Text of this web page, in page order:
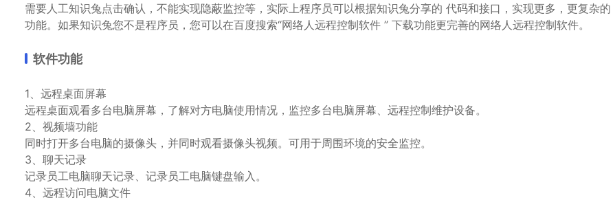
需要人工知识兔点击确认，不能实现隐蔽监控等，实际上程序员可以根据知识兔分享的 代码和接口，实现更多，更复杂的
功能。如果知识兔您不是程序员，您可以在百度搜索“网络人远程控制软件 ” 下载功能更完善的网络人远程控制软件。
软件功能
1、远程桌面屏幕
远程桌面观看多台电脑屏幕，了解对方电脑使用情况，监控多台电脑屏幕、远程控制维护设备。
2、视频墙功能
同时打开多台电脑的摄像头，并同时观看摄像头视频。可用于周围环境的安全监控。
3、聊天记录
记录员工电脑聊天记录、记录员工电脑键盘输入。
4、远程访问电脑文件